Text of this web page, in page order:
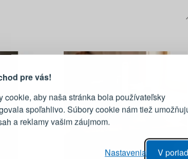
pre vás!
cookie, aby naša stránka bola používateľsky
spoľahlivo. Súbory cookie nám tiež
a reklamy vašim záujmom.
V
Nastavenia
E-mail